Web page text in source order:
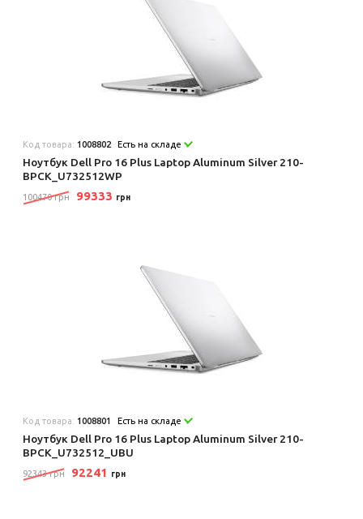
Код товара: 1008802 Есть на складе
Ноутбук Dell Pro 16 Plus Laptop Aluminum Silver 210-
BPCK_U732512WP
100470 грн 99333 грн
Код товара: 1008801 Есть на складе
Ноутбук Dell Pro 16 Plus Laptop Aluminum Silver 210-
BPCK_U732512_UBU
92343 грн 92241 грн